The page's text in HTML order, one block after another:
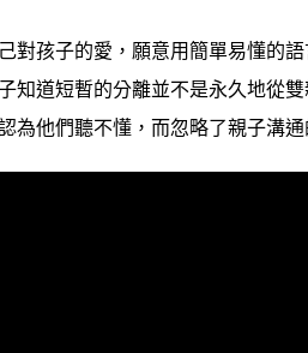
孩子的愛，願意用簡單易懂的語
知道短暫的分離並不是永久地從
為他們聽不懂，而忽略了親子溝通